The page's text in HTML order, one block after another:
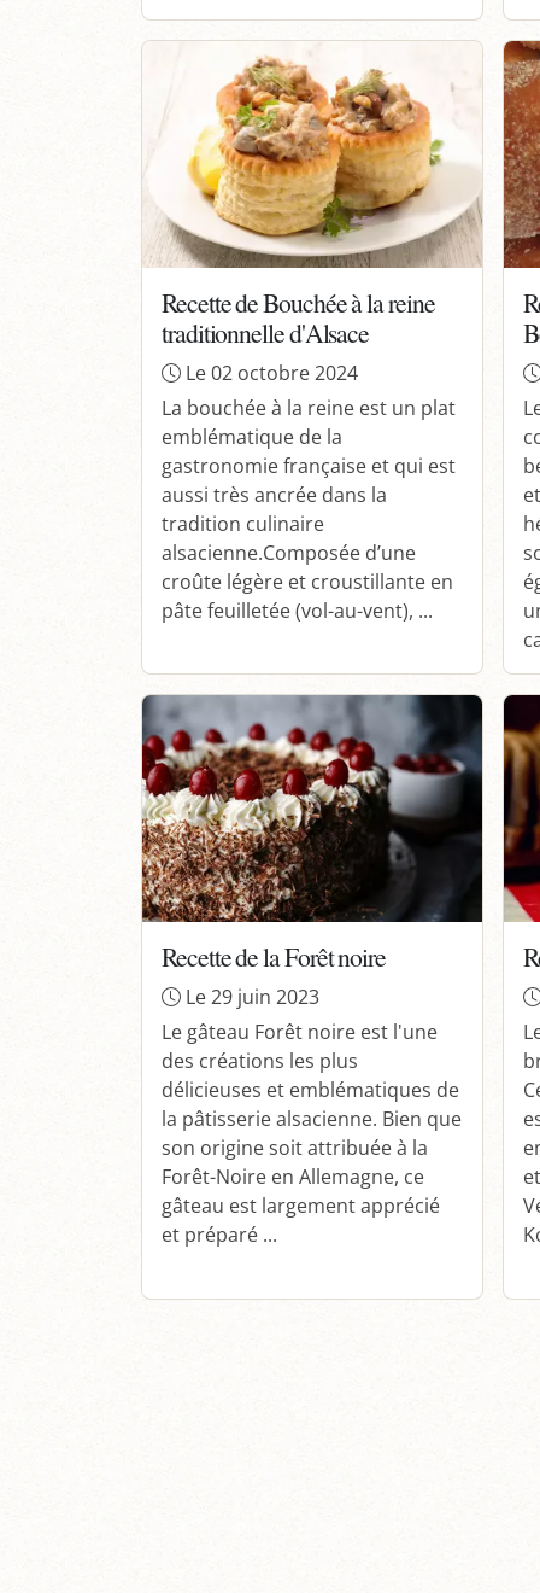
Recette de Bouchée à la reine
traditionnelle d'Alsace
Le 02 octobre 2024
La bouchée à la reine est un plat
emblématique de la
gastronomie française et qui est
aussi très ancrée dans la
tradition culinaire
alsacienne.Composée d’une
croûte légère et croustillante en
pâte feuilletée (vol-au-vent), ...
Recette de la Forêt noire
Le 29 juin 2023
Le gâteau Forêt noire est l'une
des créations les plus
délicieuses et emblématiques de
la pâtisserie alsacienne. Bien que
son origine soit attribuée à la
Forêt-Noire en Allemagne, ce
gâteau est largement apprécié
et préparé ...